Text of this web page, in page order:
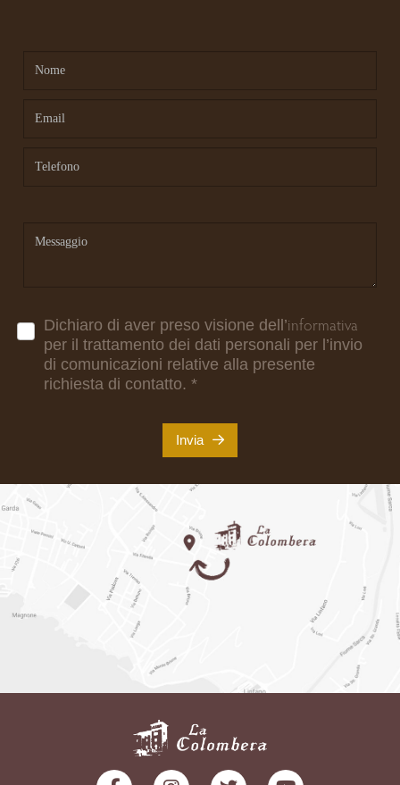
Dichiaro di aver preso visione dell’informativa
per il trattamento dei dati personali per l’invio
di comunicazioni relative alla presente
richiesta di contatto. *
Invia